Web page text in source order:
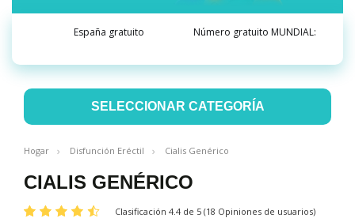
España gratuito Número gratuito MUNDIAL:
SELECCIONAR CATEGORÍA
Hogar Disfunción Eréctil Cialis Genérico
CIALIS GENÉRICO
Clasificación 4.4 de 5 (18 Opiniones de usuarios)